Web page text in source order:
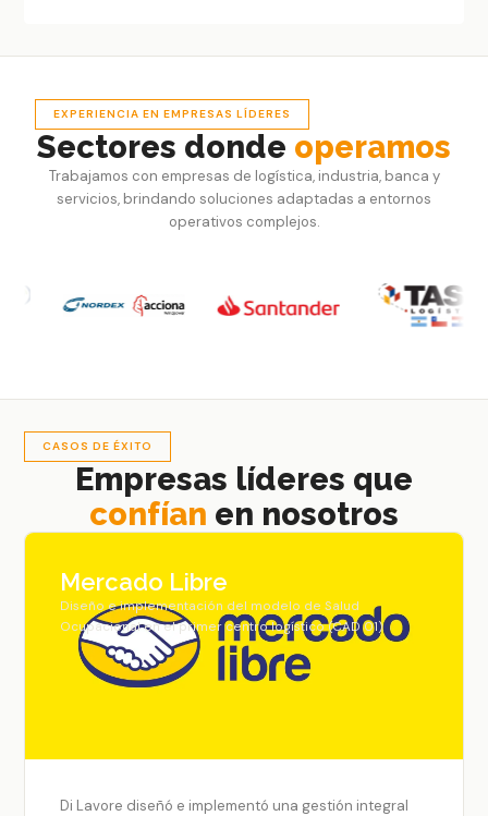
EXPERIENCIA EN EMPRESAS LÍDERES
Sectores donde operamos
Trabajamos con empresas de logística, industria, banca y
servicios, brindando soluciones adaptadas a entornos
operativos complejos.
CASOS DE ÉXITO
Empresas líderes que
confían en nosotros
Mercado Libre
Diseño e implementación del modelo de Salud
Ocupacional en el primer centro logístico (CAD 01)
Di Lavore diseñó e implementó una gestión integral